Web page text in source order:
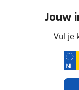
Fabriekskleur
Geschiedenis
Datum eerste
Jouw
Vul je